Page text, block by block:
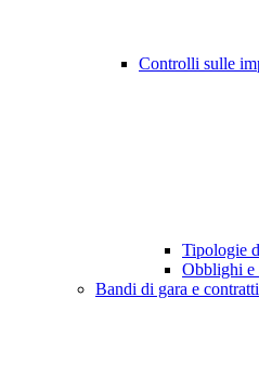
Controlli sulle
Tipologie
Obblighi e
Bandi di gara e contratti